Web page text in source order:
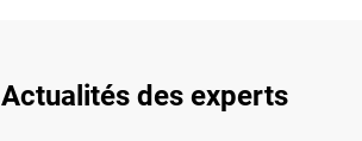
Actualités des experts